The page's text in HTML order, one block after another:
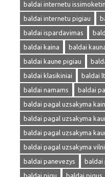
baldai internetu
baldai internetu pigiau
baldai ispardavimas
baldai kaina
baldai
baldai kaune pigiau
baldai klasikiniai
baldai
baldai namams
baldai
baldai pagal uzsakyma
baldai pagal uzsakyma
baldai pagal uzsakyma
baldai pagal uzsakyma
baldai panevezys
baldai
baldai pigu
baldai pigus